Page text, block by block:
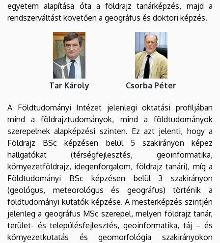
egyetem alapítása óta a földrajz tanárképzés, majd a
rendszerváltást követően a geográfus és doktori képzés.
Tar Károly Csorba Péter
A Földtudományi Intézet jelenlegi oktatási profiljában
mind a földrajztudományok, mind a földtudományok
szerepelnek alapképzési szinten. Ez azt jelenti, hogy a
Földrajz BSc képzésen belül 5 szakirányon képez
hallgatókat (térségfejlesztés, geoinformatika,
környezetföldrajz, idegenforgalom, földrajz tanári), míg a
Földtudományi BSc képzésen belül 3 szakirányon
(geológus, meteorológus és geográfus) történik a
földtudományi kutatók képzése. A mesterképzés szintjén
jelenleg a geográfus MSc szerepel, melyen földrajz tanár,
terület- és településfejlesztés, geoinformatika, táj – és
környezetkutatás és geomorfológia szakirányokon